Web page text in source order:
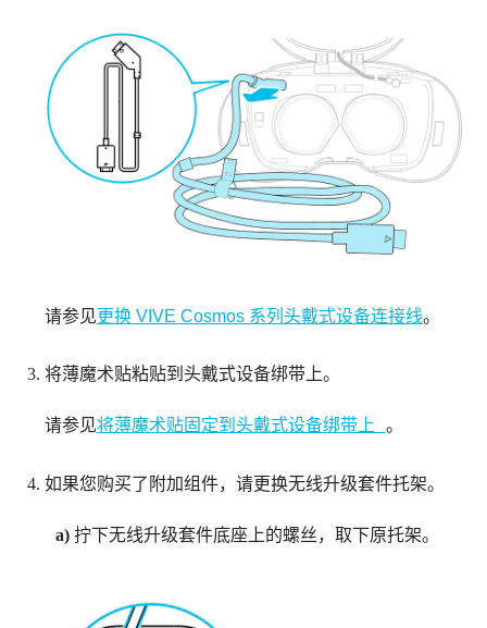
请参见更换 VIVE Cosmos 系列头戴式设备连接线。
将薄魔术贴粘贴到头戴式设备绑带上。
请参见将薄魔术贴固定到头戴式设备绑带上 。
如果您购买了附加组件，请更换无线升级套件托架。
a)拧下无线升级套件底座上的螺丝，取下原托架。